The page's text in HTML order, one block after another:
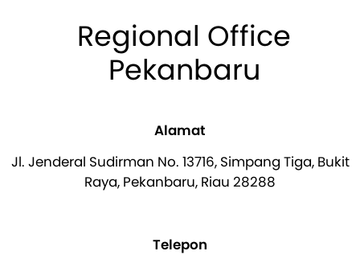
Regional Office
Pekanbaru
Alamat
Jl. Jenderal Sudirman No. 13716, Simpang Tiga, Bukit
Raya, Pekanbaru, Riau 28288
Telepon